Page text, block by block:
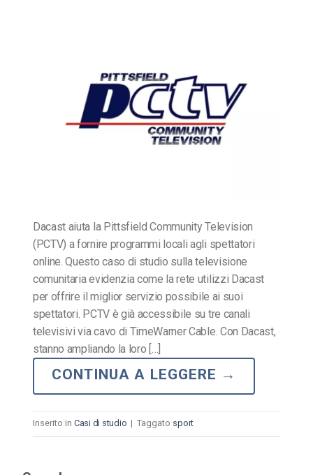
Dacast aiuta la Pittsfield Community Television
(PCTV) a fornire programmi locali agli spettatori
online. Questo caso di studio sulla televisione
comunitaria evidenzia come la rete utilizzi Dacast
per offrire il miglior servizio possibile ai suoi
spettatori. PCTV è già accessibile su tre canali
televisivi via cavo di TimeWarner Cable. Con Dacast,
stanno ampliando la loro […]
CONTINUA A LEGGERE →
Inserito in Casi di studio | Taggato sport